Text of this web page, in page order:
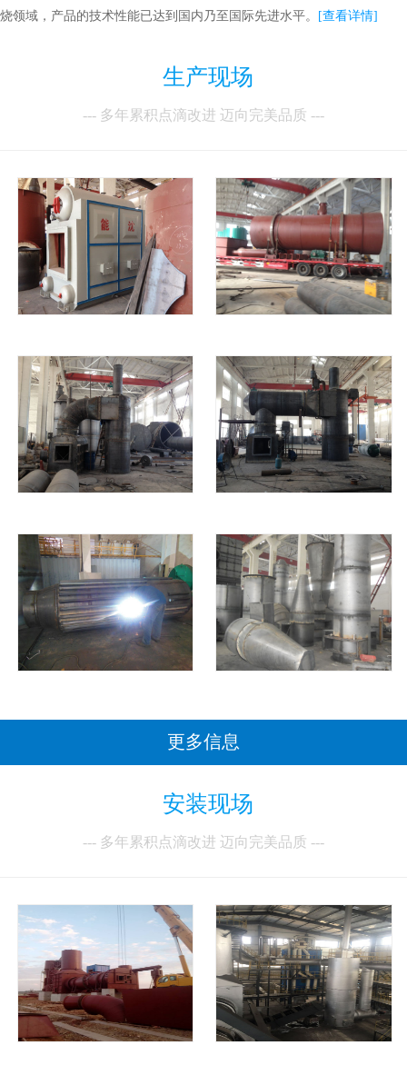
烧领域，产品的技术性能已达到国内乃至国际先进水平。
[查看详情]
生产现场
--- 多年累积点滴改进 迈向完美品质 ---
更多信息
安装现场
--- 多年累积点滴改进 迈向完美品质 ---